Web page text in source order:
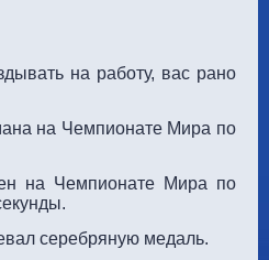
на работу, вас рано
на Чемпионате Мира по
на Чемпионате Мира по
серебряную медаль.